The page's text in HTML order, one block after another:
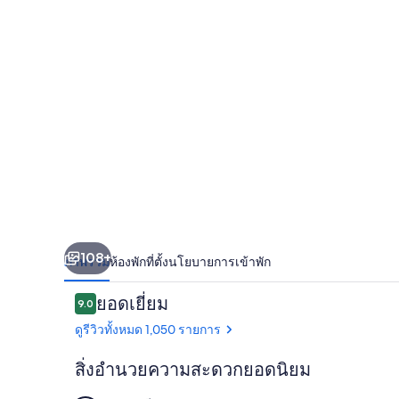
108+
ภาพรวมห้องพักที่ตั้งนโยบายการเข้าพัก
รีวิว
9.09.0 จาก 10
ยอดเยี่ยม
ดูรีวิวทั้งหมด 1,050 รายการ
สิ่งอำนวยความสะดวกยอดนิยม